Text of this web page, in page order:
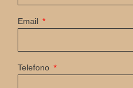
Email
Telefono